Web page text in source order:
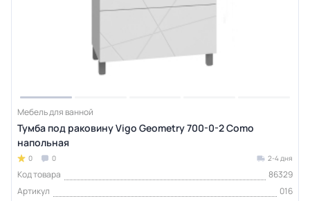
Мебель для ванной
Тумба под раковину Vigo Geometry 700-0-2 Como
напольная
0 0 2-4 дня
Код товара
86329
Артикул
016